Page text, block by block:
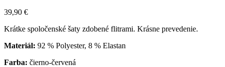
39,90 €
Krátke spoločenské šaty zdobené flitrami. Krásne prevedenie.
Materiál: 92 % Polyester, 8 % Elastan
Farba: čierno-červená